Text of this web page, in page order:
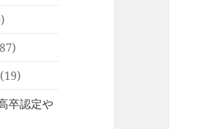
(19)
卒認定や